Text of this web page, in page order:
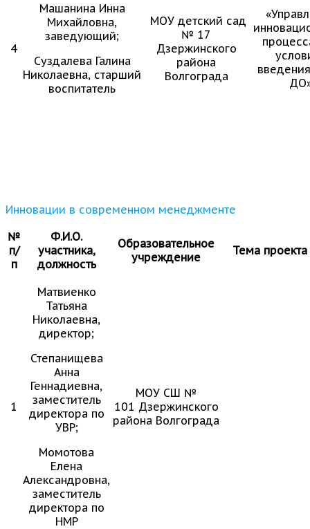
4
Машанина Инна
Михайловна,
заведующий;
Суздалева Галина
Николаевна, старший
воспитатель
МОУ детский сад
№ 17
Дзержинского
района
Волгограда
Инновации в современном менеджменте
№
п/
п
Ф.И.О.
участника,
должность
Образовательное
учреждение
Тема проекта
1
Матвиенко
Татьяна
Николаевна,
директор;
Степанищева
Анна
Геннадиевна,
заместитель
директора по
УВР;
Момотова
Елена
Александровна,
заместитель
директора по
НМР
МОУ СШ №
101 Дзержинского
района Волгограда